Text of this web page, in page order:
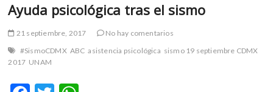
Ayuda psicológica tras el sismo
21 septiembre, 2017
No hay comentarios
#SismoCDMX ABC asistencia psicológica sismo 19 septiembre CDMX
2017 UNAM